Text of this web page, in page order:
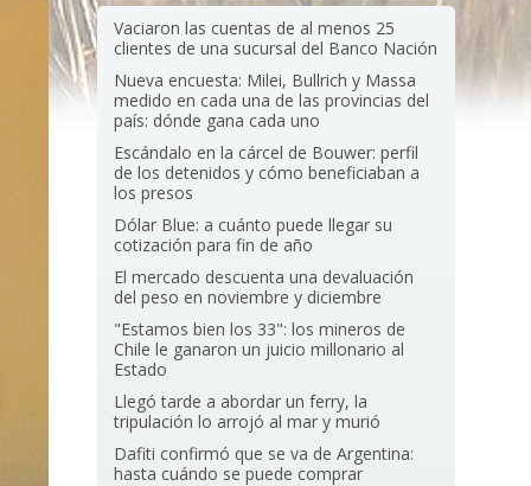
Vaciaron las cuentas de al menos 25
clientes de una sucursal del Banco Nación
Nueva encuesta: Milei, Bullrich y Massa
medido en cada una de las provincias del
país: dónde gana cada uno
Escándalo en la cárcel de Bouwer: perfil
de los detenidos y cómo beneficiaban a
los presos
Dólar Blue: a cuánto puede llegar su
cotización para fin de año
El mercado descuenta una devaluación
del peso en noviembre y diciembre
"Estamos bien los 33": los mineros de
Chile le ganaron un juicio millonario al
Estado
Llegó tarde a abordar un ferry, la
tripulación lo arrojó al mar y murió
Dafiti confirmó que se va de Argentina:
hasta cuándo se puede comprar